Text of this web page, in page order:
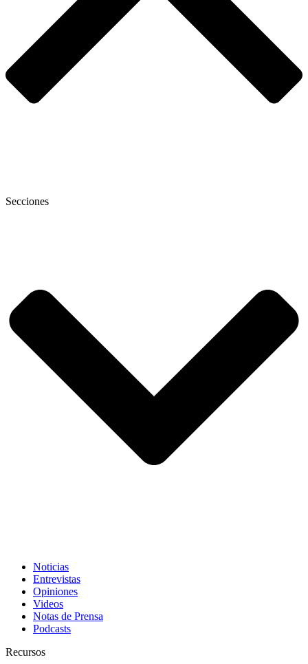
Secciones
Noticias
Entrevistas
Opiniones
Videos
Notas de Prensa
Podcasts
Recursos